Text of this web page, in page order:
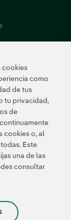
cookies
como
de tus
tu privacidad,
de
cookies o, al
Este
una de las
consultar